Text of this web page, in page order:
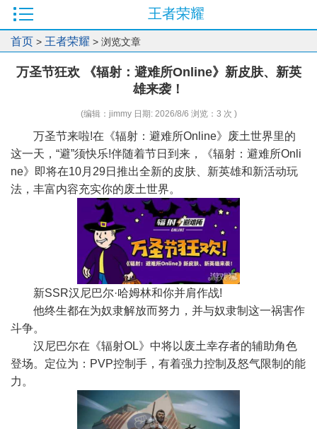
王者荣耀
首页 > 王者荣耀 > 浏览文章
万圣节狂欢 《辐射：避难所Online》新皮肤、新英
雄来袭！
(编辑：jimmy 日期: 2026/8/6 浏览：3 次 )
万圣节来啦!在《辐射：避难所Online》废土世界里的
这一天，“避”须快乐!伴随着节日到来，《辐射：避难所Onli
ne》即将在10月29日推出全新的皮肤、新英雄和新活动玩
法，丰富内容充实你的废土世界。
新SSR汉尼巴尔·哈姆林和你并肩作战!
他终生都在为奴隶解放而努力，并与奴隶制这一祸害作
斗争。
汉尼巴尔在《辐射OL》中将以废土幸存者的辅助角色
登场。定位为：PVP控制手，有着强力控制及怒气限制的能
力。